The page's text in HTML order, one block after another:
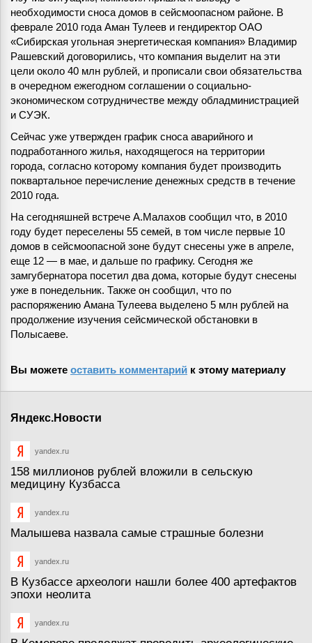
необходимости сноса домов в сейсмоопасном районе. В
феврале 2010 года Аман Тулеев и гендиректор ОАО
«Сибирская угольная энергетическая компания» Владимир
Рашевский договорились, что компания выделит на эти
цели около 40 млн рублей, и прописали свои обязательства
в очередном ежегодном соглашении о социально-
экономическом сотрудничестве между обладминистрацией
и СУЭК.
Сейчас уже утвержден график сноса аварийного и
подработанного жилья, находящегося на территории
города, согласно которому компания будет производить
поквартальное перечисление денежных средств в течение
2010 года.
На сегодняшней встрече А.Малахов сообщил что, в 2010
году будет переселены 55 семей, в том числе первые 10
домов в сейсмоопасной зоне будут снесены уже в апреле,
еще 12 — в мае, и дальше по графику. Сегодня же
замгубернатора посетил два дома, которые будут снесены
уже в понедельник. Также он сообщил, что по
распоряжению Амана Тулеева выделено 5 млн рублей на
продолжение изучения сейсмической обстановки в
Полысаеве.
Вы можете оставить комментарий к этому материалу
Яндекс.Новости
yandex.ru
158 миллионов рублей вложили в сельскую
медицину Кузбасса
yandex.ru
Малышева назвала самые страшные болезни
yandex.ru
В Кузбассе археологи нашли более 400 артефактов
эпохи неолита
yandex.ru